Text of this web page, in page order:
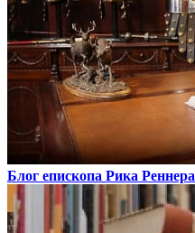
Блог епископа Рика Реннера